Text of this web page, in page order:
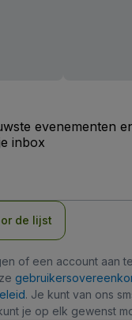
evenementen
inbox
de lijst
of een account aan
. Je kunt van ons
je op elk gewenst